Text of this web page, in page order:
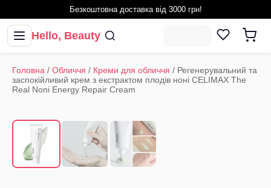
Безкоштовна доставка від 3000 грн!
Hello, Beauty
Головна / Обличчя / Креми для обличчя / Регенерувальний та
заспокійливий крем з екстрактом плодів ноні CELIMAX The
Real Noni Energy Repair Cream